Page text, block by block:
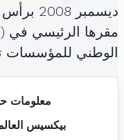
ديسمبر 2008 برأس مال قدره
مقرها الرئيسي في (
الوطني للمؤسسات
معلومات
بيكسيس